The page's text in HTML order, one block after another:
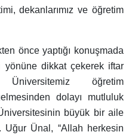
dekanlarımız ve öğretim
önce yaptığı konuşmada
yönüne dikkat çekerek iftar
öğretim
dolayı mutluluk
büyük bir aile
Ünal, “Allah herkesin